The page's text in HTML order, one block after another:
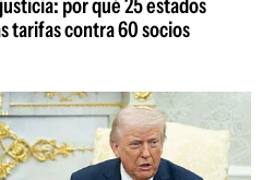
por qué 25 estados
tarifas contra 60 socios